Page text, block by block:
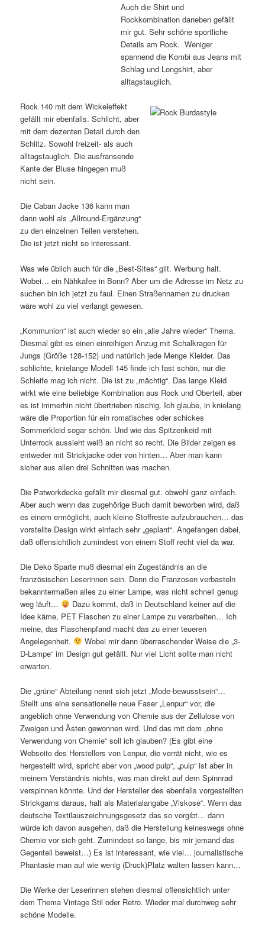
Auch die Shirt und
Rockkombination daneben gefällt
mir gut. Sehr schöne sportliche
Details am Rock. Weniger
spannend die Kombi aus Jeans mit
Schlag und Longshirt, aber
alltagstauglich.
Rock 140 mit dem Wickeleffekt
gefällt mir ebenfalls. Schlicht, aber
mit dem dezenten Detail durch den
Schlitz. Sowohl freizeit- als auch
alltagstauglich. Die ausfransende
Kante der Bluse hingegen muß
nicht sein.
Die Caban Jacke 136 kann man
dann wohl als „Allround-Ergänzung“
zu den einzelnen Teilen verstehen.
Die ist jetzt nicht so interessant.
Was wie üblich auch für die „Best-Sites“ gilt. Werbung halt.
Wobei… ein Nähkafee in Bonn? Aber um die Adresse im Netz zu
suchen bin ich jetzt zu faul. Einen Straßennamen zu drucken
wäre wohl zu viel verlangt gewesen.
„Kommunion“ ist auch wieder so ein „alle Jahre wieder“ Thema.
Diesmal gibt es einen einreihigen Anzug mit Schalkragen für
Jungs (Größe 128-152) und natürlich jede Menge Kleider. Das
schlichte, knielange Modell 145 finde ich fast schön, nur die
Schleife mag ich nicht. Die ist zu „mächtig“. Das lange Kleid
wirkt wie eine beliebige Kombination aus Rock und Oberteil, aber
es ist immerhin nicht übertrieben rüschig. Ich glaube, in knielang
wäre die Proportion für ein romatisches oder schickes
Sommerkleid sogar schön. Und wie das Spitzenkeid mit
Unterrock aussieht weiß an nicht so recht. Die Bilder zeigen es
entweder mit Strickjacke oder von hinten… Aber man kann
sicher aus allen drei Schnitten was machen.
Die Patworkdecke gefällt mir diesmal gut. obwohl ganz einfach.
Aber auch wenn das zugehörige Buch damit beworben wird, daß
es einem ermöglicht, auch kleine Stoffreste aufzubrauchen… das
vorstellte Design wirkt einfach sehr „geplant“. Angefangen dabei,
daß offensichtlich zumindest von einem Stoff recht viel da war.
Die Deko Sparte muß diesmal ein Zugeständnis an die
französischen Leserinnen sein. Denn die Franzosen verbasteln
bekanntermaßen alles zu einer Lampe, was nicht schnell genug
weg läuft…
Dazu kommt, daß in Deutschland keiner auf die
Idee käme, PET Flaschen zu einer Lampe zu verarbeiten… Ich
meine, das Flaschenpfand macht das zu einer teueren
Angelegenheit.
Wobei mir dann überraschender Weise die „3-
D-Lampe“ im Design gut gefällt. Nur viel Licht sollte man nicht
erwarten.
Die „grüne“ Abteilung nennt sich jetzt „Mode-bewusstsein“…
Stellt uns eine sensationelle neue Faser „Lenpur“ vor, die
angeblich ohne Verwendung von Chemie aus der Zellulose von
Zweigen und Ästen gewonnen wird. Und das mit dem „ohne
Verwendung von Chemie“ soll ich glauben? (Es gibt eine
Webseite des Herstellers von Lenpur, die verrät nicht, wie es
hergestellt wird, spricht aber von „wood pulp“, „pulp“ ist aber in
meinem Verständnis nichts, was man direkt auf dem Spinnrad
verspinnen könnte. Und der Hersteller des ebenfalls vorgestellten
Strickgarns daraus, halt als Materialangabe „Viskose“. Wenn das
deutsche Textilauszeichnungsgesetz das so vorgibt… dann
würde ich davon ausgehen, daß die Herstellung keineswegs ohne
Chemie vor sich geht. Zumindest so lange, bis mir jemand das
Gegenteil beweist…) Es ist interessant, wie viel… journalistische
Phantasie man auf wie wenig (Druck)Platz walten lassen kann…
Die Werke der Leserinnen stehen diesmal offensichtlich unter
dem Thema Vintage Stil oder Retro. Wieder mal durchweg sehr
schöne Modelle.